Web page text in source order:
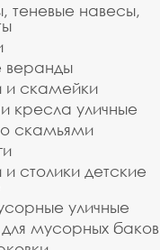
теневые навесы,
веранды
и скамейки
кресла уличные
скамьями
и столики детские
уличные
мусорных баков